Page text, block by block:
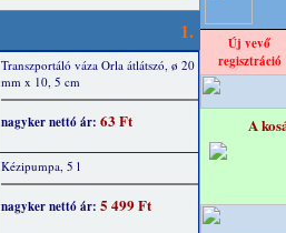
1.
Transzportáló váza Orla átlátszó, ø 20
mm x 10, 5 cm
nagyker nettó ár: 63 Ft
Kézipumpa, 5 l
nagyker nettó ár: 5 499 Ft
Új vevő
regisztráció
A